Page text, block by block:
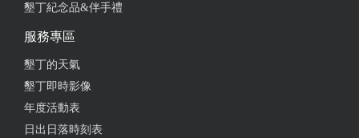
墾丁紀念品&伴手禮
服務專區
墾丁的天氣
墾丁即時影像
年度活動表
日出日落時刻表